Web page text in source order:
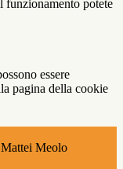
funzionamento potete
essere
pagina della cookie
Meolo